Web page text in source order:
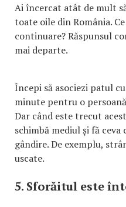
Ai încercat atât de mult
toate oile din România.
continuare? Răspunsul
mai departe.
Începi să asociezi patul
minute pentru o
Dar când este trecut
schimbă mediul și fă
gândire. De exemplu,
uscate.
5. Sforăitul este